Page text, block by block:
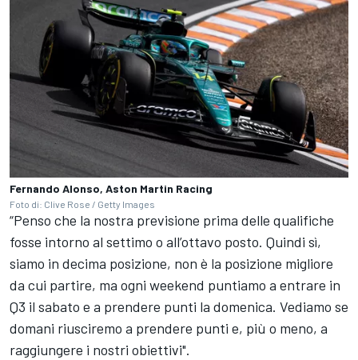
Fernando Alonso, Aston Martin Racing
Foto di: Clive Rose / Getty Images
“Penso che la nostra previsione prima delle qualifiche
fosse intorno al settimo o all’ottavo posto. Quindi sì,
siamo in decima posizione, non è la posizione migliore
da cui partire, ma ogni weekend puntiamo a entrare in
Q3 il sabato e a prendere punti la domenica. Vediamo se
domani riusciremo a prendere punti e, più o meno, a
raggiungere i nostri obiettivi".